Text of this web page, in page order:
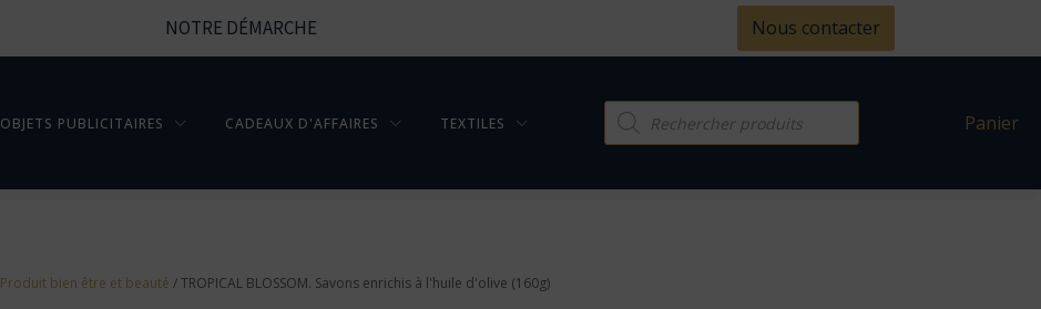
NOTRE DÉMARCHE Nous contacter
OBJETS PUBLICITAIRES CADEAUX D'AFFAIRES TEXTILES
Recherche
Panier
Produit bien être et beauté / TROPICAL BLOSSOM. Savons enrichis à l'huile d'olive (160g)